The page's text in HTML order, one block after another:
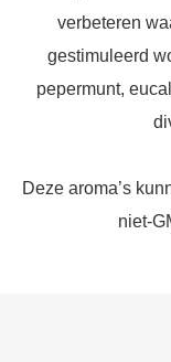
verbeteren
gestimuleerd
pepermunt,
Deze aroma’s
niet-